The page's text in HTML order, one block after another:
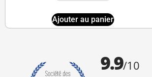
Ajouter au panier